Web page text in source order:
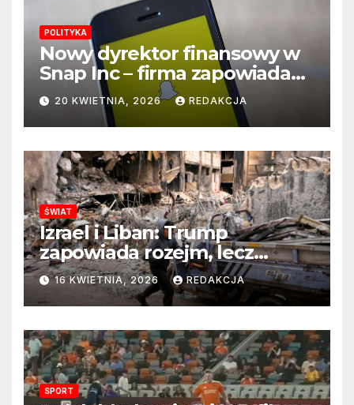
POLITYKA
Nowy dyrektor finansowy w
Snap Inc – firma zapowiada
zmianę na kluczowym
stanowisku
20 KWIETNIA, 2026 REDAKCJA
ŚWIAT
Izrael i Liban: Trump
zapowiada rozejm, lecz
perspektywa zakończenia
wojny wciąż odległa
16 KWIETNIA, 2026 REDAKCJA
SPORT